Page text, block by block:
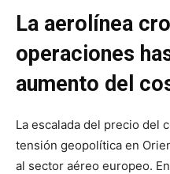
La aerolínea
operaciones
aumento del
La escalada del precio del
tensión geopolítica en
al sector aéreo europeo.